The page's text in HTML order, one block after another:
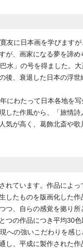
友に日本画を学びます
が、画家になる夢を諦
水」の号を得ました。
後、衰退した日本の浮
にわたって日本各地を
した作風から、「旅情
気が高く、葛飾北斎や
れています。作品によ
したものを版画化した
、自らの感覚を拠り
つの作品につき平均30
への強いこだわりを感
し、平成に製作された